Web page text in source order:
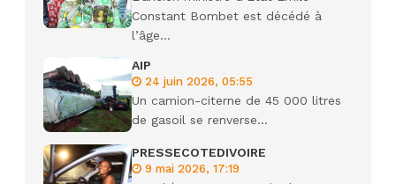
Constant Bombet est décédé à
l’âge...
AIP
24 juin 2026, 05:55
Un camion-citerne de 45 000 litres
de gasoil se renverse...
PRESSECOTEDIVOIRE
9 mai 2026, 17:19